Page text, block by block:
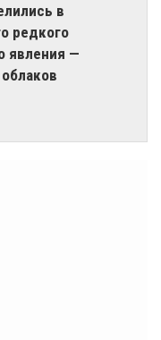
в
редкого
явления —